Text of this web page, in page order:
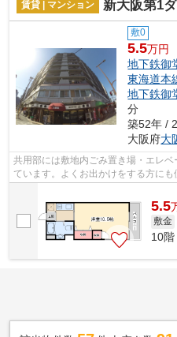
賃貸 | マンション 新大阪第1
敷0
5.5万円
地下鉄御
東海道本
地下鉄御
分
築52年 /
大阪府大
共用部には敷地内ごみ置き場・エレ
ています。よくお出かけをする方に
5.5
敷金
10